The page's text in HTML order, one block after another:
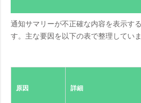
通知サマリーが不正確な内容を表示す
す。主な要因を以下の表で整理していま
原因 詳細